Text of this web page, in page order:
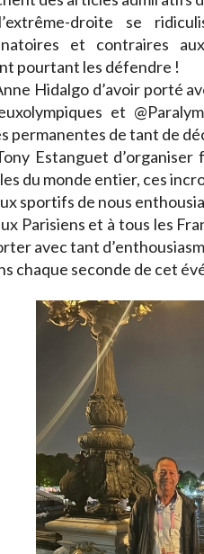
droite se
et contraires
pourtant les défendre !
Hidalgo d’avoir porté
et
permanentes de tant de
Estanguet
du monde entier, ces
sportifs de nous
Parisiens et à tous les
avec tant
chaque seconde de cet